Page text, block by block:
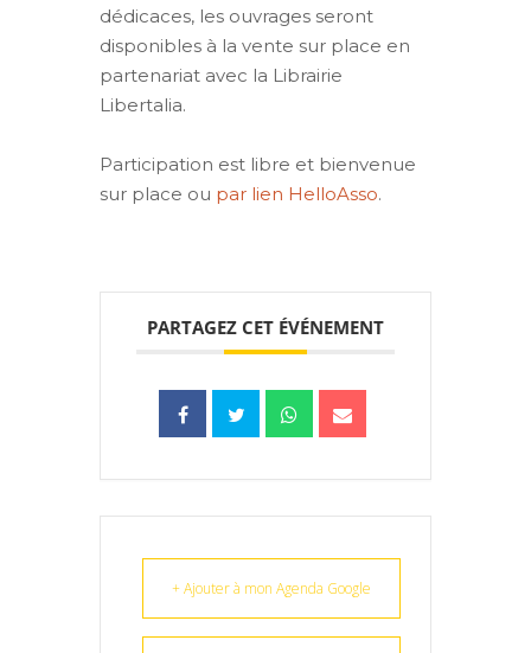
dédicaces, les ouvrages seront
disponibles à la vente sur place en
partenariat avec la Librairie
Libertalia.
Participation est libre et bienvenue
sur place ou par lien HelloAsso.
PARTAGEZ CET ÉVÉNEMENT
+ Ajouter à mon Agenda Google